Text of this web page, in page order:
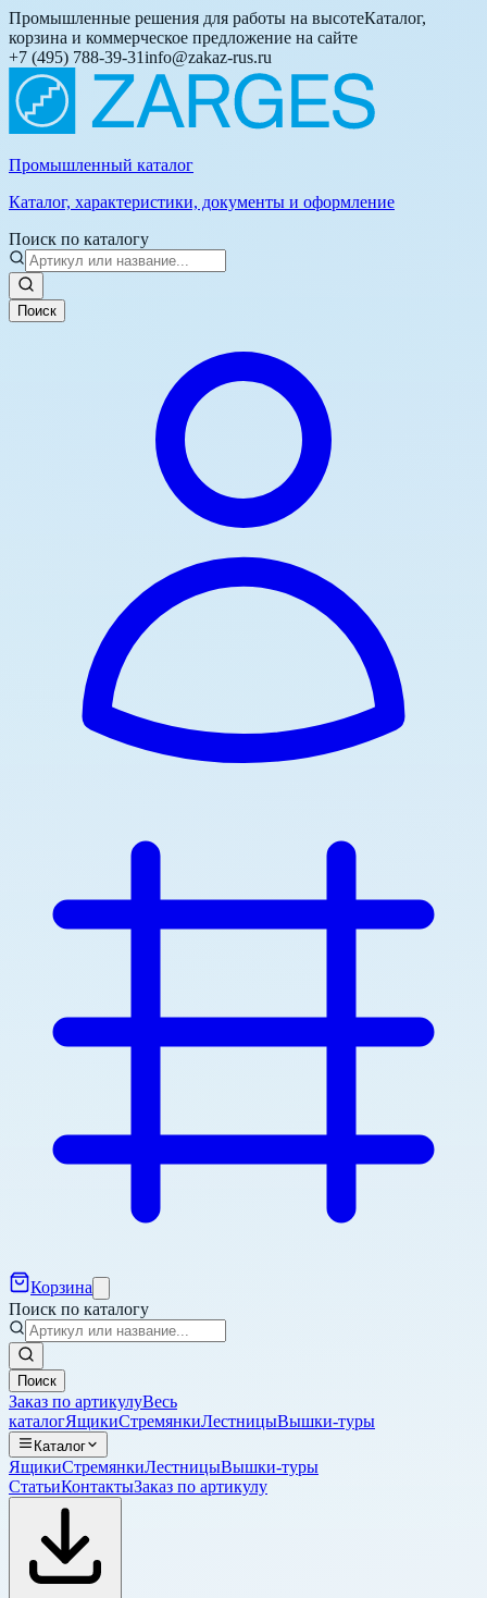
Промышленные решения для работы на высотеКаталог,
корзина и коммерческое предложение на сайте
+7 (495) 788-39-31info@zakaz-rus.ru
Промышленный каталог
Каталог, характеристики, документы и оформление
Поиск по каталогу
Поиск
Корзина
Поиск по каталогу
Поиск
Заказ по артикулуВесь
каталогЯщикиСтремянкиЛестницыВышки-туры
Каталог
ЯщикиСтремянкиЛестницыВышки-туры
СтатьиКонтактыЗаказ по артикулу